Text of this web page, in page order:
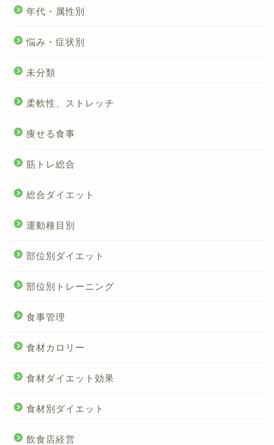
年代・属性別
悩み・症状別
未分類
柔軟性、ストレッチ
痩せる食事
筋トレ総合
総合ダイエット
運動種目別
部位別ダイエット
部位別トレーニング
食事管理
食材カロリー
食材ダイエット効果
食材別ダイエット
飲食店経営